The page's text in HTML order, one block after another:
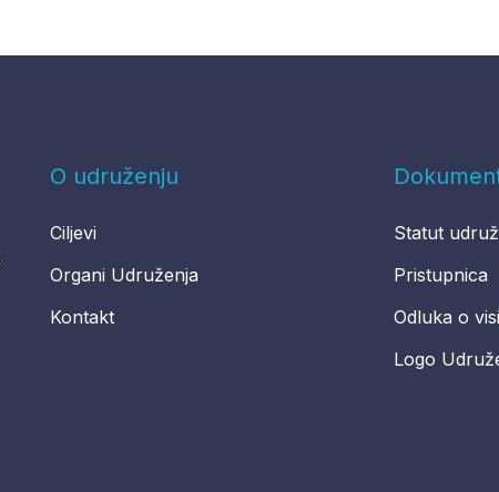
O udruženju
Ciljevi
Organi Udruženja
Kontakt
Statut
Pristupnica
Odluka o
Logo